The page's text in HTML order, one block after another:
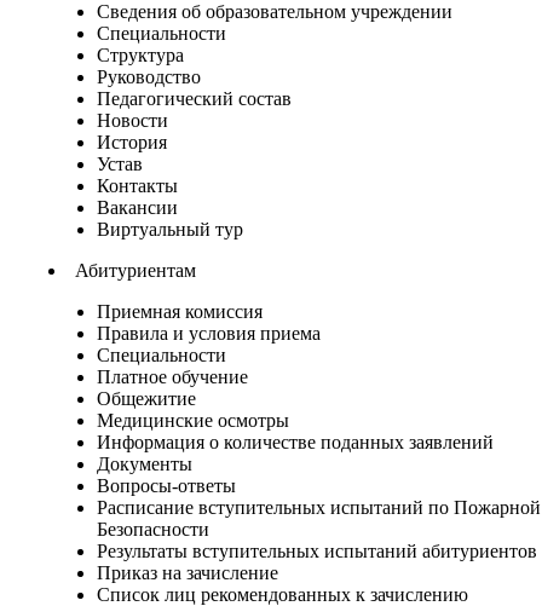
Сведения об образовательном учреждении
Специальности
Структура
Руководство
Педагогический состав
Новости
История
Устав
Контакты
Вакансии
Виртуальный тур
Абитуриентам
Приемная комиссия
Правила и условия приема
Специальности
Платное обучение
Общежитие
Медицинские осмотры
Информация о количестве поданных заявлений
Документы
Вопросы-ответы
Расписание вступительных испытаний по Пожарной
Безопасности
Результаты вступительных испытаний абитуриентов
Приказ на зачисление
Список лиц рекомендованных к зачислению